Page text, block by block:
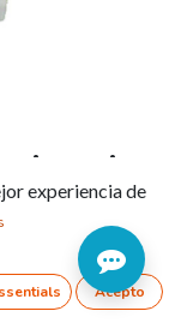
de
experiencia de
Acepto